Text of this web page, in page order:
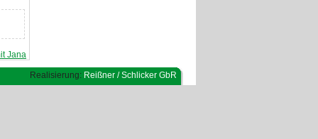
Jana
Realisierung: Reißner / Schlicker GbR